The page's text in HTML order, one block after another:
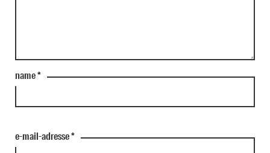
name*
e-mail-adresse*